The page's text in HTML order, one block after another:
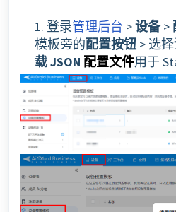
1. 登录管理后台 >设备>
模板旁的配置按钮 > 选择
载 JSON 配置文件用于